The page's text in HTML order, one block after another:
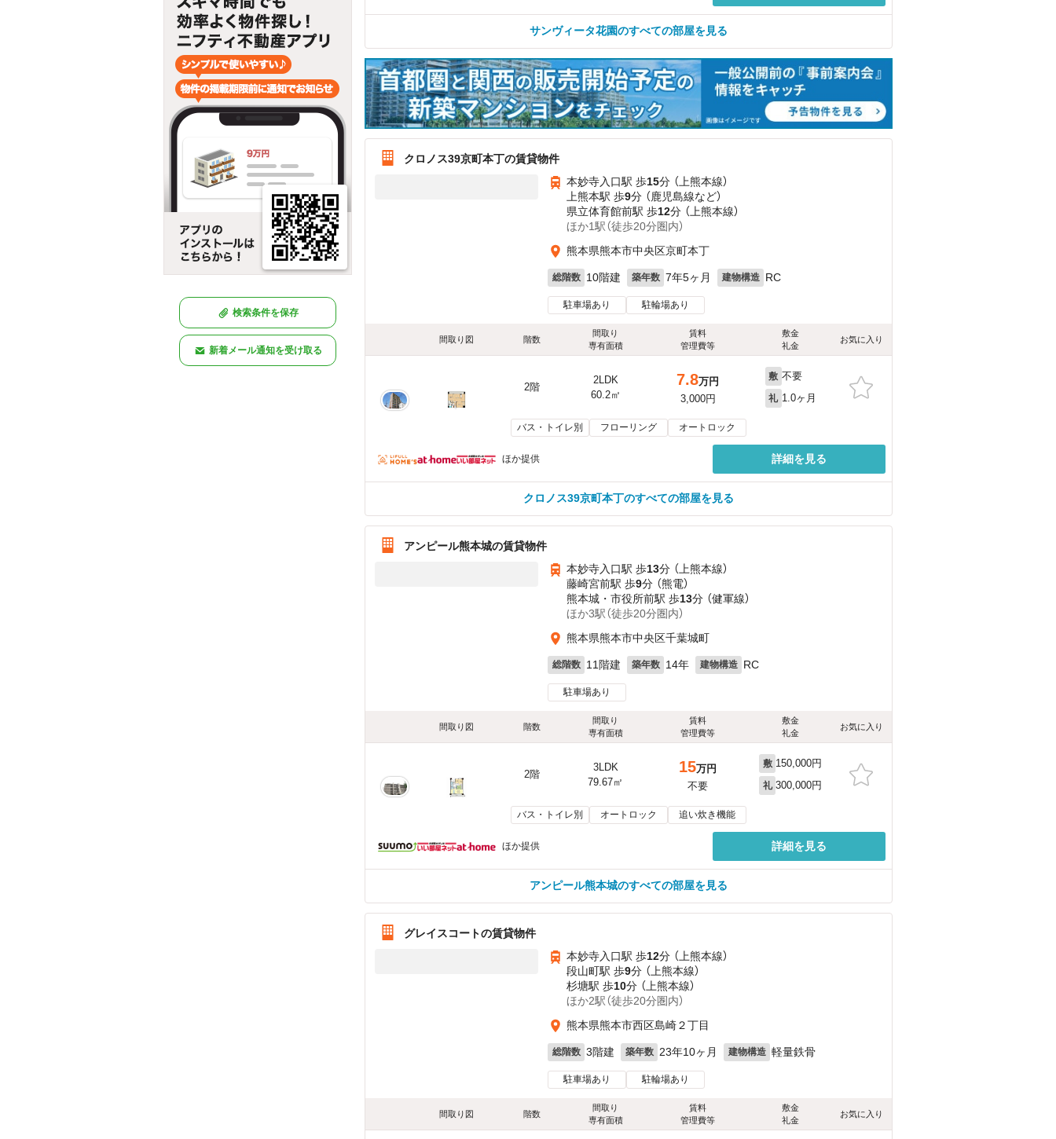
検索条件を保存
新着メール通知を受け取る
サンヴィータ花園のすべての部屋を見る
クロノス39京町本丁の賃貸物件
本妙寺入口駅 歩15分 （上熊本線）
上熊本駅 歩9分 （鹿児島線など）
県立体育館前駅 歩12分 （上熊本線）
ほか1駅（徒歩20分圏内）
熊本県熊本市中央区京町本丁
総階数 10階建 築年数 7年5ヶ月 建物構造 RC
駐車場あり 駐輪場あり
間取り図 階数
間取り
専有面積
賃料
管理費等
敷金
礼金
お気に入り
2階
2LDK
60.2㎡
7.8万円
3,000円
敷 不要
礼 1.0ヶ月
バス・トイレ別 フローリング オートロック
ほか提供 詳細を見る
クロノス39京町本丁のすべての部屋を見る
アンピール熊本城の賃貸物件
本妙寺入口駅 歩13分 （上熊本線）
藤崎宮前駅 歩9分 （熊電）
熊本城・市役所前駅 歩13分 （健軍線）
ほか3駅（徒歩20分圏内）
熊本県熊本市中央区千葉城町
総階数 11階建 築年数 14年 建物構造 RC
駐車場あり
間取り図 階数
間取り
専有面積
賃料
管理費等
敷金
礼金
お気に入り
2階
3LDK
79.67㎡
15万円
不要
敷 150,000円
礼 300,000円
バス・トイレ別 オートロック 追い炊き機能
ほか提供 詳細を見る
アンピール熊本城のすべての部屋を見る
グレイスコートの賃貸物件
本妙寺入口駅 歩12分 （上熊本線）
段山町駅 歩9分 （上熊本線）
杉塘駅 歩10分 （上熊本線）
ほか2駅（徒歩20分圏内）
熊本県熊本市西区島崎２丁目
総階数 3階建 築年数 23年10ヶ月 建物構造 軽量鉄骨
駐車場あり 駐輪場あり
間取り図 階数
間取り
専有面積
賃料
管理費等
敷金
礼金
お気に入り